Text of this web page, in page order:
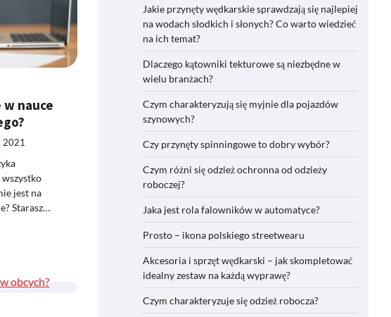
w nauce
2021
jest na
Starasz…
Jakie przynęty wędkarskie sprawdzają się najlepiej
na wodach słodkich i słonych? Co warto wiedzieć
na ich temat?
Dlaczego kątowniki tekturowe są niezbędne w
wielu branżach?
Czym charakteryzują się myjnie dla pojazdów
szynowych?
Czy przynęty spinningowe to dobry wybór?
Czym różni się odzież ochronna od odzieży
roboczej?
Jaka jest rola falowników w automatyce?
Prosto – ikona polskiego streetwearu
Akcesoria i sprzęt wędkarski – jak skompletować
idealny zestaw na każdą wyprawę?
Czym charakteryzuje się odzież robocza?